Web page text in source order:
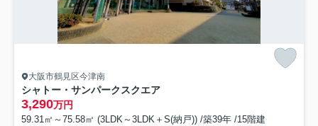
大阪市鶴見区今津南
シャトー・サンパークスクエア
3,290万円
59.31㎡～75.58㎡ (3LDK～3LDK＋S(納戸)) /築39年 /15階建